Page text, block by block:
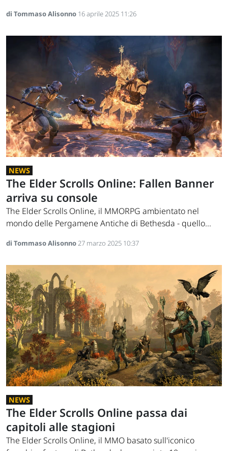
di Tommaso Alisonno 16 aprile 2025 11:26
NEWS
The Elder Scrolls Online: Fallen Banner
arriva su console
The Elder Scrolls Online, il MMORPG ambientato nel
mondo delle Pergamene Antiche di Bethesda - quello...
di Tommaso Alisonno27 marzo 2025 10:37
NEWS
The Elder Scrolls Online passa dai
capitoli alle stagioni
The Elder Scrolls Online, il MMO basato sull'iconico